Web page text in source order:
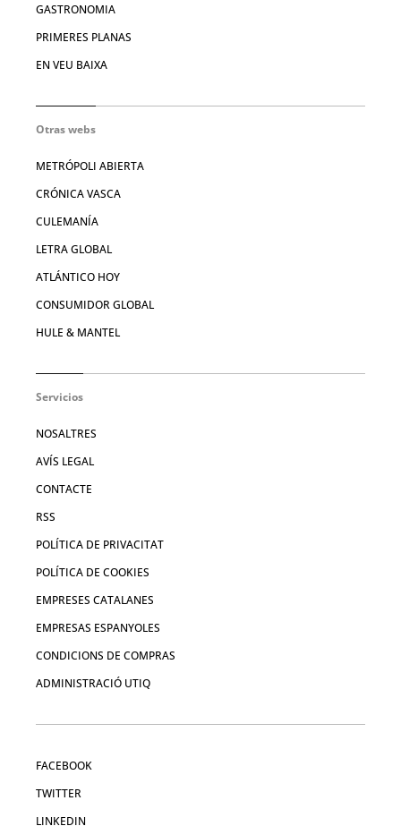
GASTRONOMIA
PRIMERES PLANAS
EN VEU BAIXA
Otras webs
METRÓPOLI ABIERTA
CRÓNICA VASCA
CULEMANÍA
LETRA GLOBAL
ATLÁNTICO HOY
CONSUMIDOR GLOBAL
HULE & MANTEL
Servicios
NOSALTRES
AVÍS LEGAL
CONTACTE
RSS
POLÍTICA DE PRIVACITAT
POLÍTICA DE COOKIES
EMPRESES CATALANES
EMPRESAS ESPANYOLES
CONDICIONS DE COMPRAS
ADMINISTRACIÓ UTIQ
FACEBOOK
TWITTER
LINKEDIN